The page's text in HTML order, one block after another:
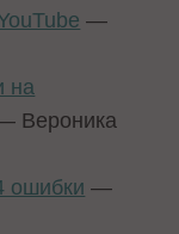
—
на
Вероника
ошибки —